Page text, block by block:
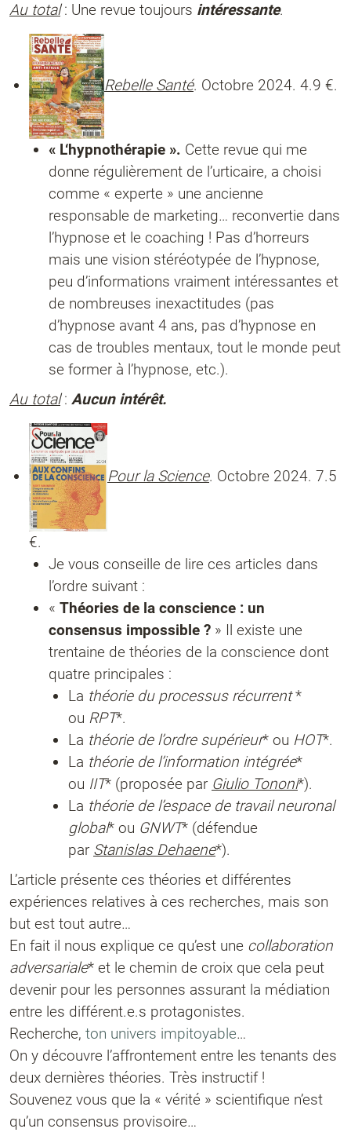
Au total: Une revue toujours intéressante.
Rebelle Santé. Octobre 2024. 4.9 €.
« L‘hypnothérapie ». Cette revue qui me
donne régulièrement de l’urticaire, a choisi
comme « experte » une ancienne
responsable de marketing… reconvertie dans
l’hypnose et le coaching ! Pas d’horreurs
mais une vision stéréotypée de l’hypnose,
peu d’informations vraiment intéressantes et
de nombreuses inexactitudes (pas
d’hypnose avant 4 ans, pas d’hypnose en
cas de troubles mentaux, tout le monde peut
se former à l’hypnose, etc.).
Au total: Aucun intérêt.
Pour la Science. Octobre 2024. 7.5
€.
Je vous conseille de lire ces articles dans
l’ordre suivant :
« Théories de la conscience : un
consensus impossible ? » Il existe une
trentaine de théories de la conscience dont
quatre principales :
La théorie du processus récurrent*
ou RPT*.
La théorie de l’ordre supérieur* ou HOT*.
La théorie de l’information intégrée*
ou IIT* (proposée par Giulio Tononi*).
La théorie de l’espace de travail neuronal
global* ou GNWT* (défendue
par Stanislas Dehaene*).
L’article présente ces théories et différentes
expériences relatives à ces recherches, mais son
but est tout autre…
En fait il nous explique ce qu’est une collaboration
adversariale* et le chemin de croix que cela peut
devenir pour les personnes assurant la médiation
entre les différent.e.s protagonistes.
Recherche, ton univers impitoyable…
On y découvre l’affrontement entre les tenants des
deux dernières théories. Très instructif !
Souvenez vous que la « vérité » scientifique n’est
qu’un consensus provisoire…